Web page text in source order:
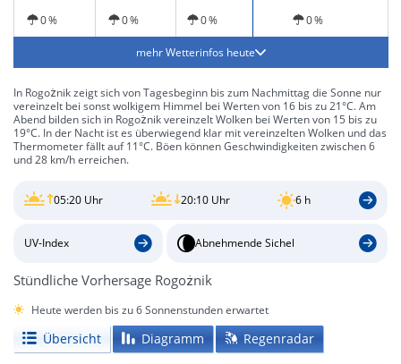
0 % 0 % 0 % 0 %
mehr Wetterinfos heute
In Rogożnik zeigt sich von Tagesbeginn bis zum Nachmittag die Sonne nur
vereinzelt bei sonst wolkigem Himmel bei Werten von 16 bis zu 21°C. Am
Abend bilden sich in Rogożnik vereinzelt Wolken bei Werten von 15 bis zu
19°C. In der Nacht ist es überwiegend klar mit vereinzelten Wolken und das
Thermometer fällt auf 11°C. Böen können Geschwindigkeiten zwischen 6
und 28 km/h erreichen.
05:20 Uhr 20:10 Uhr 6 h
UV-Index Abnehmende Sichel
Stündliche Vorhersage Rogożnik
Heute werden bis zu 6 Sonnenstunden erwartet
Übersicht Diagramm Regenradar